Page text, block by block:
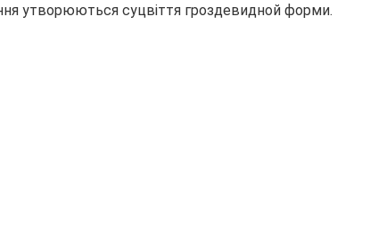
утворюються суцвіття гроздевидной форми.